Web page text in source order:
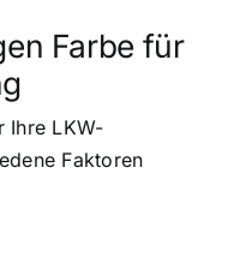
Farbe für
Ihre LKW-
Faktoren